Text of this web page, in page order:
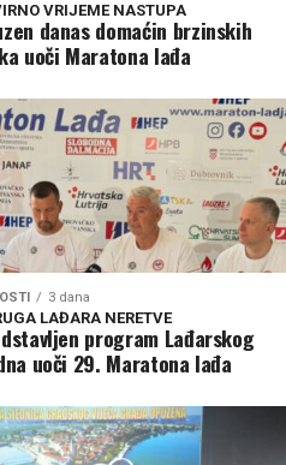
VRIJEME NASTUPA
danas domaćin brzinskih
uoči Maratona lađa
3 dana
LAĐARA NERETVE
program Lađarskog
uoči 29. Maratona lađa